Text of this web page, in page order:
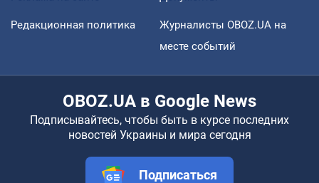
Редакционная политика
Журналисты OBOZ.UA на
месте событий
OBOZ.UA в Google News
Подписывайтесь, чтобы быть в курсе последних
новостей Украины и мира сегодня
Подписаться